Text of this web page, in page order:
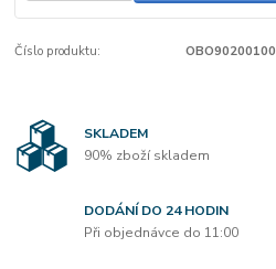
Číslo produktu: OBO90200100
SKLADEM
90% zboží skladem
DODÁNÍ DO 24 HODIN
Při objednávce do 11:00